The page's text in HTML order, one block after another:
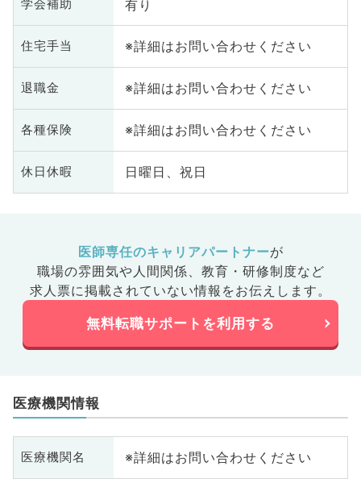
学会補助 有り
住宅手当 ※詳細はお問い合わせください
退職金 ※詳細はお問い合わせください
各種保険 ※詳細はお問い合わせください
休日休暇 日曜日、祝日
医師専任のキャリアパートナーが
職場の雰囲気や人間関係、 教育・研修制度など
求人票に掲載されていない情報をお伝えします。
無料転職サポートを利用する
医療機関情報
医療機関名 ※詳細はお問い合わせください